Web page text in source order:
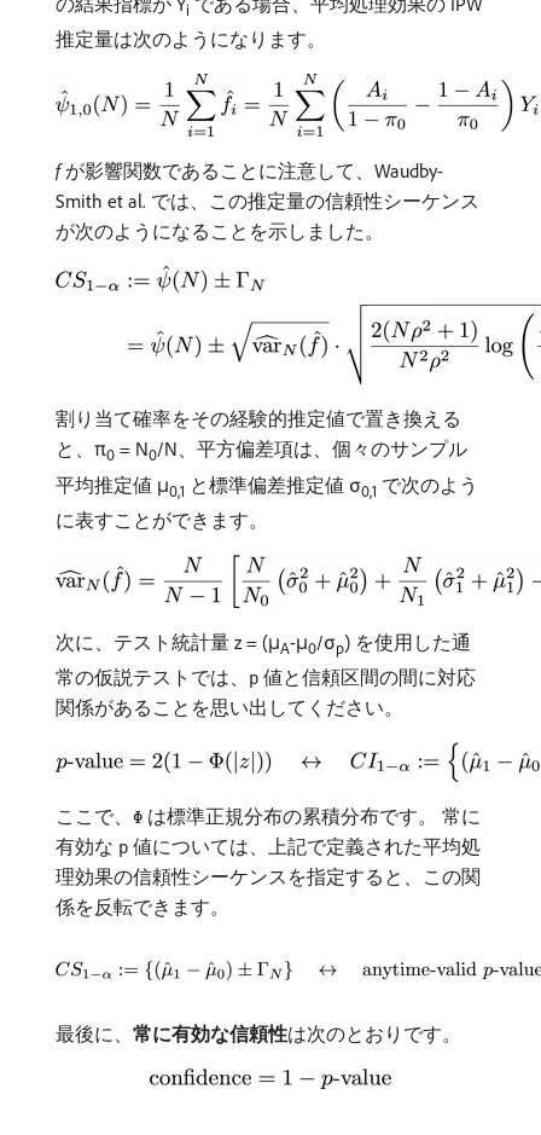
i
推定量は次のようになります。
fが影響関数であることに注意して、Waudby-
Smith et al. では、この推定量の信頼性シーケンス
が次のようになることを示しました。
割り当て確率をその経験的推定値で置き換える
と、π0 = N0/N、平方偏差項は、個々のサンプル
平均推定値 μ0,1 と標準偏差推定値 σ0,1 で次のよう
に表すことができます。
次に、テスト統計量 z = (μA-μ0/σp) を使用した通
常の仮説テストでは、
p 値と信頼区間の間に対応
関係があることを思い出してください。
ここで、 Φ は標準正規分布の累積分布です。 常に
有効な p 値については、上記で定義された平均処
理効果の信頼性シーケンスを指定すると、この関
係を反転できます。
最後に、 常に有効な信頼性​は次のとおりです。